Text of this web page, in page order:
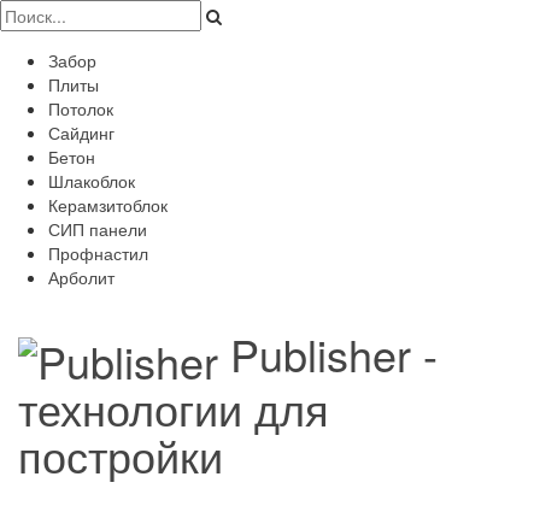
Забор
Плиты
Потолок
Сайдинг
Бетон
Шлакоблок
Керамзитоблок
СИП панели
Профнастил
Арболит
Publisher -
технологии для
постройки